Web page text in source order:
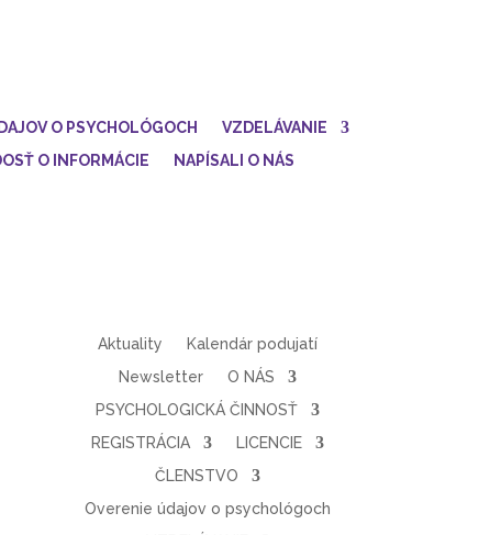
O PSYCHOLÓGOCH
VZDELÁVANIE
O INFORMÁCIE
NAPÍSALI O NÁS
Aktuality
Kalendár podujatí
Newsletter
O NÁS
PSYCHOLOGICKÁ ČINNOSŤ
REGISTRÁCIA
LICENCIE
ČLENSTVO
Overenie údajov o psychológoch